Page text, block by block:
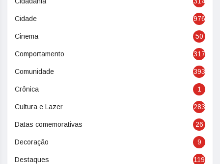
Cidade 976
Cinema 50
Comportamento 317
Comunidade 393
Crônica 1
Cultura e Lazer 283
Datas comemorativas 26
Decoração 9
Destaques 119